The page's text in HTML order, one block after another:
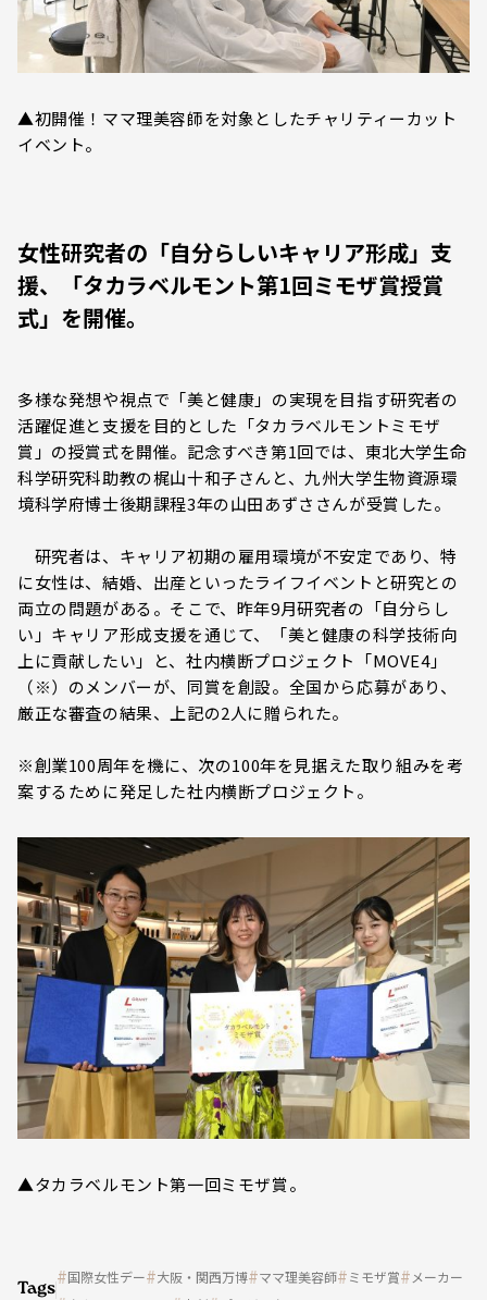
▲初開催！ママ理美容師を対象としたチャリティーカット
イベント。
女性研究者の「自分らしいキャリア形成」支
援、「タカラベルモント第1回ミモザ賞授賞
式」を開催。
多様な発想や視点で「美と健康」の実現を目指す研究者の
活躍促進と支援を目的とした「タカラベルモントミモザ
賞」の授賞式を開催。記念すべき第1回では、東北大学生命
科学研究科助教の梶山十和子さんと、九州大学生物資源環
境科学府博士後期課程3年の山田あずささんが受賞した。
研究者は、キャリア初期の雇用環境が不安定であり、特
に女性は、結婚、出産といったライフイベントと研究との
両立の問題がある。そこで、昨年9月研究者の「自分らし
い」キャリア形成支援を通じて、「美と健康の科学技術向
上に貢献したい」と、社内横断プロジェクト「MOVE4」
（※）のメンバーが、同賞を創設。全国から応募があり、
厳正な審査の結果、上記の2人に贈られた。
※創業100周年を機に、次の100年を見据えた取り組みを考
案するために発足した社内横断プロジェクト。
▲タカラベルモント第一回ミモザ賞。
Tags
国際女性デー 大阪・関西万博 ママ理美容師 ミモザ賞
メーカー